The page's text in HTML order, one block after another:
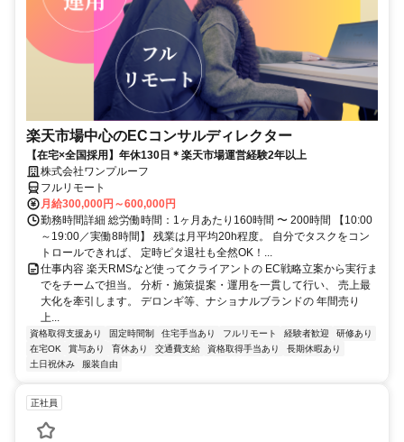
楽天市場中心のECコンサルディレクター
【在宅×全国採用】年休130日＊楽天市場運営経験2年以上
株式会社ワンプルーフ
フルリモート
月給300,000円～600,000円
勤務時間詳細 総労働時間：1ヶ月あたり160時間 〜 200時間 【10:00
～19:00／実働8時間】 残業は月平均20h程度。 自分でタスクをコン
トロールできれば、 定時ピタ退社も全然OK！...
仕事内容 楽天RMSなど使ってクライアントの EC戦略立案から実行ま
でをチームで担当。 分析・施策提案・運用を一貫して行い、 売上最
大化を牽引します。 デロンギ等、ナショナルブランドの 年間売り
上...
資格取得支援あり 固定時間制 住宅手当あり フルリモート 経験者歓迎
研修あり
在宅OK
賞与あり 育休あり 交通費支給 資格取得手当あり
長期休暇あり
土日祝休み
服装自由
正社員